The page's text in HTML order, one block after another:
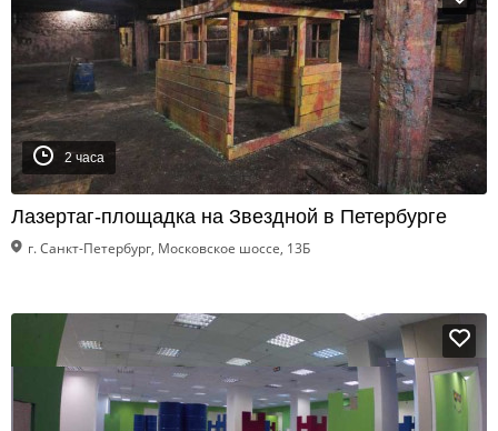
2 часа
Лазертаг-площадка на Звездной в Петербурге
г. Санкт-Петербург, Московское шоссе, 13Б